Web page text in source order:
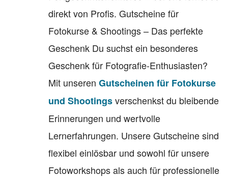
direkt von Profis. Gutscheine für
Fotokurse & Shootings – Das perfekte
Geschenk Du suchst ein besonderes
Geschenk für Fotografie-Enthusiasten?
Mit unseren Gutscheinen für Fotokurse
und Shootingsverschenkst du bleibende
Erinnerungen und wertvolle
Lernerfahrungen. Unsere Gutscheine sind
flexibel einlösbar und sowohl für unsere
Fotoworkshops als auch für professionelle